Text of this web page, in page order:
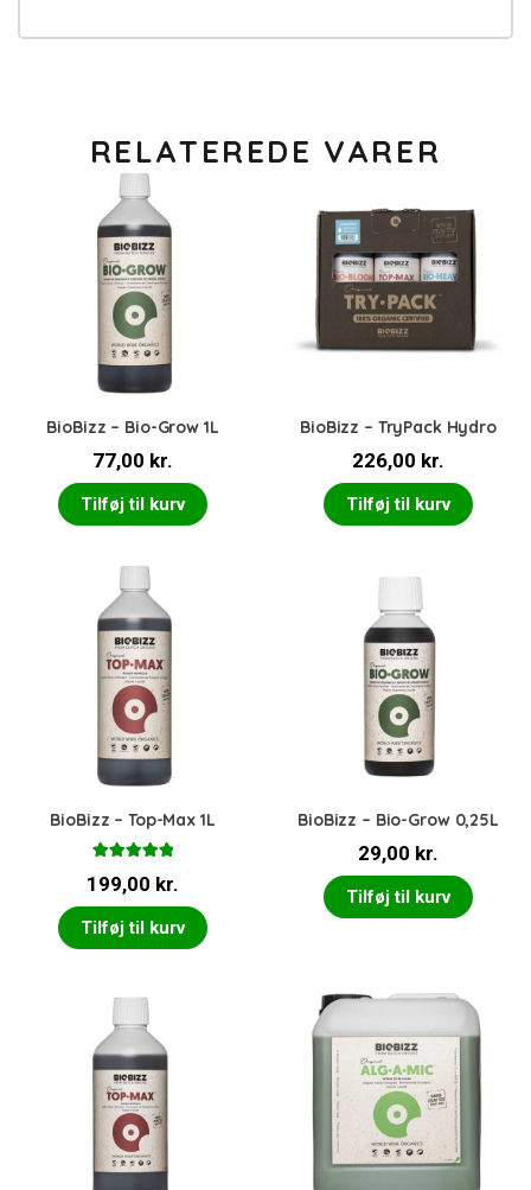
RELATEREDE VARER
BioBizz – Bio-Grow 1L
77,00 kr.
Tilføj til kurv
BioBizz – TryPack Hydro
226,00 kr.
Tilføj til kurv
BioBizz – Top-Max 1L
5.00ud af 5
199,00 kr.
Tilføj til kurv
BioBizz – Bio-Grow 0,25L
29,00 kr.
Tilføj til kurv